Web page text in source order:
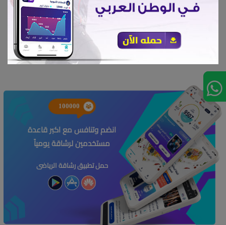
الزنجبيل
100000
انضم وتنافس مع اكبر قاعدة
مستخدمين لرشاقة يومياً
حمل تطبيق رشاقة الرياضى